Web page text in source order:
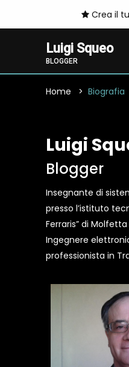
Crea il
Luigi Squeo
BLOGGER
Home Biografia
Luigi
Blogger
Insegnante di
presso l’istituto
Ferraris” di
Ingegnere
professionista in